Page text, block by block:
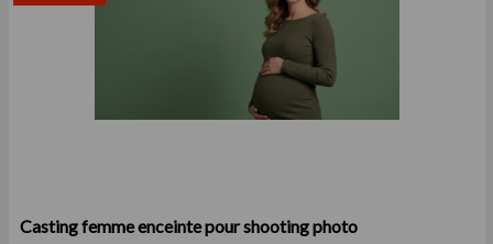
Casting femme enceinte pour shooting photo